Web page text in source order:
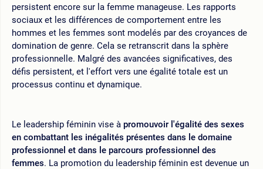
persistent encore sur la femme manageuse. Les rapports
sociaux et les différences de comportement entre les
hommes et les femmes sont modelés par des croyances de
domination de genre. Cela se retranscrit dans la sphère
professionnelle. Malgré des avancées significatives, des
défis persistent, et l'effort vers une égalité totale est un
processus continu et dynamique.
Le leadership féminin vise à promouvoir l'égalité des sexes
en combattant les inégalités présentes dans le domaine
professionnel et dans le parcours professionnel des
femmes. La promotion du leadership féminin est devenue un